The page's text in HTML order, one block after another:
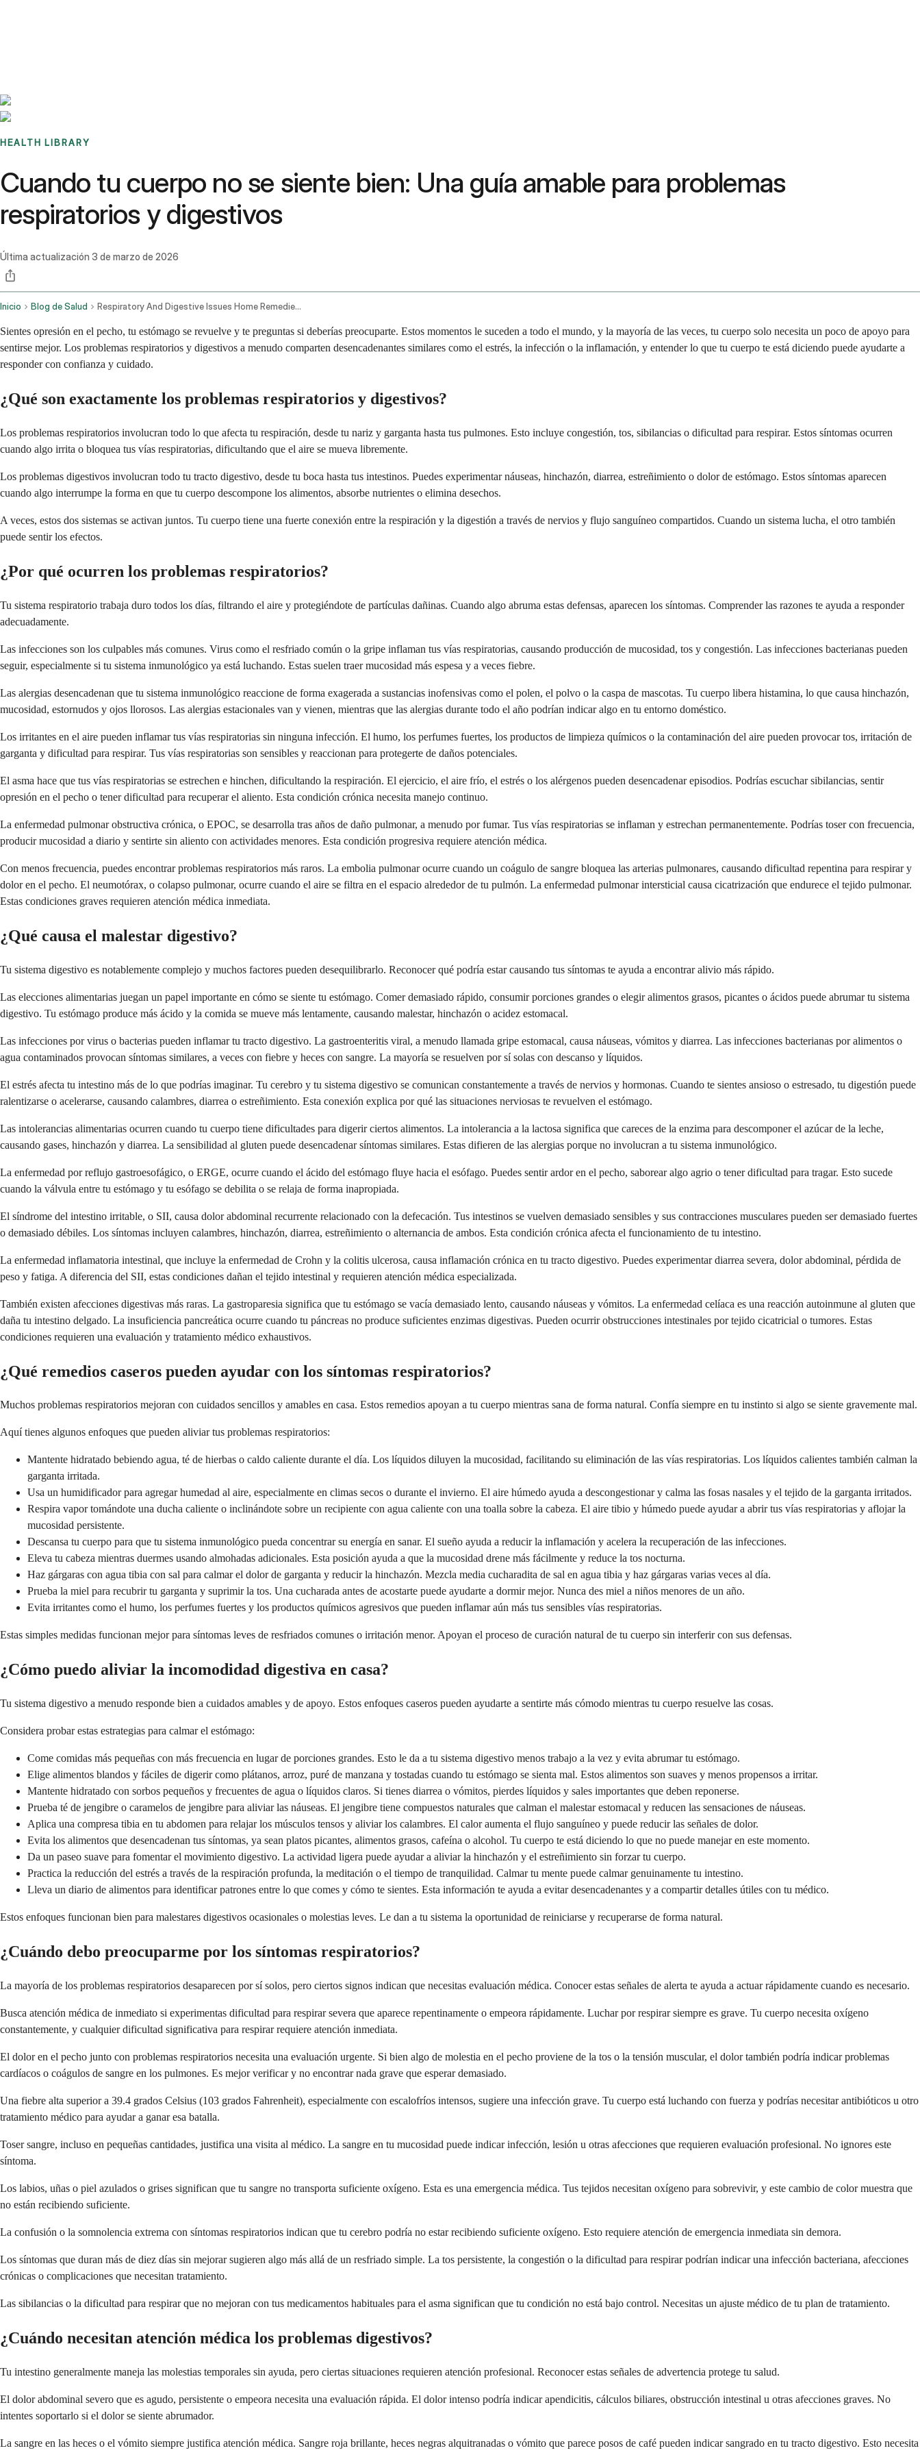
HEALTH LIBRARY
Cuando tu cuerpo no se siente bien: Una guía amable para problemas
respiratorios y digestivos
Última actualización 3 de marzo de 2026
Inicio Blog de Salud Respiratory And Digestive Issues Home Remedies And When To See A Doctor
Sientes opresión en el pecho, tu estómago se revuelve y te preguntas si deberías preocuparte. Estos momentos le suceden a todo el mundo, y la mayoría de las veces, tu cuerpo solo necesita un poco de apoyo para
sentirse mejor. Los problemas respiratorios y digestivos a menudo comparten desencadenantes similares como el estrés, la infección o la inflamación, y entender lo que tu cuerpo te está diciendo puede ayudarte a
responder con confianza y cuidado.
¿Qué son exactamente los problemas respiratorios y digestivos?
Los problemas respiratorios involucran todo lo que afecta tu respiración, desde tu nariz y garganta hasta tus pulmones. Esto incluye congestión, tos, sibilancias o dificultad para respirar. Estos síntomas ocurren
cuando algo irrita o bloquea tus vías respiratorias, dificultando que el aire se mueva libremente.
Los problemas digestivos involucran todo tu tracto digestivo, desde tu boca hasta tus intestinos. Puedes experimentar náuseas, hinchazón, diarrea, estreñimiento o dolor de estómago. Estos síntomas aparecen
cuando algo interrumpe la forma en que tu cuerpo descompone los alimentos, absorbe nutrientes o elimina desechos.
A veces, estos dos sistemas se activan juntos. Tu cuerpo tiene una fuerte conexión entre la respiración y la digestión a través de nervios y flujo sanguíneo compartidos. Cuando un sistema lucha, el otro también
puede sentir los efectos.
¿Por qué ocurren los problemas respiratorios?
Tu sistema respiratorio trabaja duro todos los días, filtrando el aire y protegiéndote de partículas dañinas. Cuando algo abruma estas defensas, aparecen los síntomas. Comprender las razones te ayuda a responder
adecuadamente.
Las infecciones son los culpables más comunes. Virus como el resfriado común o la gripe inflaman tus vías respiratorias, causando producción de mucosidad, tos y congestión. Las infecciones bacterianas pueden
seguir, especialmente si tu sistema inmunológico ya está luchando. Estas suelen traer mucosidad más espesa y a veces fiebre.
Las alergias desencadenan que tu sistema inmunológico reaccione de forma exagerada a sustancias inofensivas como el polen, el polvo o la caspa de mascotas. Tu cuerpo libera histamina, lo que causa hinchazón,
mucosidad, estornudos y ojos llorosos. Las alergias estacionales van y vienen, mientras que las alergias durante todo el año podrían indicar algo en tu entorno doméstico.
Los irritantes en el aire pueden inflamar tus vías respiratorias sin ninguna infección. El humo, los perfumes fuertes, los productos de limpieza químicos o la contaminación del aire pueden provocar tos, irritación de
garganta y dificultad para respirar. Tus vías respiratorias son sensibles y reaccionan para protegerte de daños potenciales.
El asma hace que tus vías respiratorias se estrechen e hinchen, dificultando la respiración. El ejercicio, el aire frío, el estrés o los alérgenos pueden desencadenar episodios. Podrías escuchar sibilancias, sentir
opresión en el pecho o tener dificultad para recuperar el aliento. Esta condición crónica necesita manejo continuo.
La enfermedad pulmonar obstructiva crónica, o EPOC, se desarrolla tras años de daño pulmonar, a menudo por fumar. Tus vías respiratorias se inflaman y estrechan permanentemente. Podrías toser con frecuencia,
producir mucosidad a diario y sentirte sin aliento con actividades menores. Esta condición progresiva requiere atención médica.
Con menos frecuencia, puedes encontrar problemas respiratorios más raros. La embolia pulmonar ocurre cuando un coágulo de sangre bloquea las arterias pulmonares, causando dificultad repentina para respirar y
dolor en el pecho. El neumotórax, o colapso pulmonar, ocurre cuando el aire se filtra en el espacio alrededor de tu pulmón. La enfermedad pulmonar intersticial causa cicatrización que endurece el tejido pulmonar.
Estas condiciones graves requieren atención médica inmediata.
¿Qué causa el malestar digestivo?
Tu sistema digestivo es notablemente complejo y muchos factores pueden desequilibrarlo. Reconocer qué podría estar causando tus síntomas te ayuda a encontrar alivio más rápido.
Las elecciones alimentarias juegan un papel importante en cómo se siente tu estómago. Comer demasiado rápido, consumir porciones grandes o elegir alimentos grasos, picantes o ácidos puede abrumar tu sistema
digestivo. Tu estómago produce más ácido y la comida se mueve más lentamente, causando malestar, hinchazón o acidez estomacal.
Las infecciones por virus o bacterias pueden inflamar tu tracto digestivo. La gastroenteritis viral, a menudo llamada gripe estomacal, causa náuseas, vómitos y diarrea. Las infecciones bacterianas por alimentos o
agua contaminados provocan síntomas similares, a veces con fiebre y heces con sangre. La mayoría se resuelven por sí solas con descanso y líquidos.
El estrés afecta tu intestino más de lo que podrías imaginar. Tu cerebro y tu sistema digestivo se comunican constantemente a través de nervios y hormonas. Cuando te sientes ansioso o estresado, tu digestión puede
ralentizarse o acelerarse, causando calambres, diarrea o estreñimiento. Esta conexión explica por qué las situaciones nerviosas te revuelven el estómago.
Las intolerancias alimentarias ocurren cuando tu cuerpo tiene dificultades para digerir ciertos alimentos. La intolerancia a la lactosa significa que careces de la enzima para descomponer el azúcar de la leche,
causando gases, hinchazón y diarrea. La sensibilidad al gluten puede desencadenar síntomas similares. Estas difieren de las alergias porque no involucran a tu sistema inmunológico.
La enfermedad por reflujo gastroesofágico, o ERGE, ocurre cuando el ácido del estómago fluye hacia el esófago. Puedes sentir ardor en el pecho, saborear algo agrio o tener dificultad para tragar. Esto sucede
cuando la válvula entre tu estómago y tu esófago se debilita o se relaja de forma inapropiada.
El síndrome del intestino irritable, o SII, causa dolor abdominal recurrente relacionado con la defecación. Tus intestinos se vuelven demasiado sensibles y sus contracciones musculares pueden ser demasiado fuertes
o demasiado débiles. Los síntomas incluyen calambres, hinchazón, diarrea, estreñimiento o alternancia de ambos. Esta condición crónica afecta el funcionamiento de tu intestino.
La enfermedad inflamatoria intestinal, que incluye la enfermedad de Crohn y la colitis ulcerosa, causa inflamación crónica en tu tracto digestivo. Puedes experimentar diarrea severa, dolor abdominal, pérdida de
peso y fatiga. A diferencia del SII, estas condiciones dañan el tejido intestinal y requieren atención médica especializada.
También existen afecciones digestivas más raras. La gastroparesia significa que tu estómago se vacía demasiado lento, causando náuseas y vómitos. La enfermedad celíaca es una reacción autoinmune al gluten que
daña tu intestino delgado. La insuficiencia pancreática ocurre cuando tu páncreas no produce suficientes enzimas digestivas. Pueden ocurrir obstrucciones intestinales por tejido cicatricial o tumores. Estas
condiciones requieren una evaluación y tratamiento médico exhaustivos.
¿Qué remedios caseros pueden ayudar con los síntomas respiratorios?
Muchos problemas respiratorios mejoran con cuidados sencillos y amables en casa. Estos remedios apoyan a tu cuerpo mientras sana de forma natural. Confía siempre en tu instinto si algo se siente gravemente mal.
Aquí tienes algunos enfoques que pueden aliviar tus problemas respiratorios:
Mantente hidratado bebiendo agua, té de hierbas o caldo caliente durante el día. Los líquidos diluyen la mucosidad, facilitando su eliminación de las vías respiratorias. Los líquidos calientes también calman la
garganta irritada.
Usa un humidificador para agregar humedad al aire, especialmente en climas secos o durante el invierno. El aire húmedo ayuda a descongestionar y calma las fosas nasales y el tejido de la garganta irritados.
Respira vapor tomándote una ducha caliente o inclinándote sobre un recipiente con agua caliente con una toalla sobre la cabeza. El aire tibio y húmedo puede ayudar a abrir tus vías respiratorias y aflojar la
mucosidad persistente.
Descansa tu cuerpo para que tu sistema inmunológico pueda concentrar su energía en sanar. El sueño ayuda a reducir la inflamación y acelera la recuperación de las infecciones.
Eleva tu cabeza mientras duermes usando almohadas adicionales. Esta posición ayuda a que la mucosidad drene más fácilmente y reduce la tos nocturna.
Haz gárgaras con agua tibia con sal para calmar el dolor de garganta y reducir la hinchazón. Mezcla media cucharadita de sal en agua tibia y haz gárgaras varias veces al día.
Prueba la miel para recubrir tu garganta y suprimir la tos. Una cucharada antes de acostarte puede ayudarte a dormir mejor. Nunca des miel a niños menores de un año.
Evita irritantes como el humo, los perfumes fuertes y los productos químicos agresivos que pueden inflamar aún más tus sensibles vías respiratorias.
Estas simples medidas funcionan mejor para síntomas leves de resfriados comunes o irritación menor. Apoyan el proceso de curación natural de tu cuerpo sin interferir con sus defensas.
¿Cómo puedo aliviar la incomodidad digestiva en casa?
Tu sistema digestivo a menudo responde bien a cuidados amables y de apoyo. Estos enfoques caseros pueden ayudarte a sentirte más cómodo mientras tu cuerpo resuelve las cosas.
Considera probar estas estrategias para calmar el estómago:
Come comidas más pequeñas con más frecuencia en lugar de porciones grandes. Esto le da a tu sistema digestivo menos trabajo a la vez y evita abrumar tu estómago.
Elige alimentos blandos y fáciles de digerir como plátanos, arroz, puré de manzana y tostadas cuando tu estómago se sienta mal. Estos alimentos son suaves y menos propensos a irritar.
Mantente hidratado con sorbos pequeños y frecuentes de agua o líquidos claros. Si tienes diarrea o vómitos, pierdes líquidos y sales importantes que deben reponerse.
Prueba té de jengibre o caramelos de jengibre para aliviar las náuseas. El jengibre tiene compuestos naturales que calman el malestar estomacal y reducen las sensaciones de náuseas.
Aplica una compresa tibia en tu abdomen para relajar los músculos tensos y aliviar los calambres. El calor aumenta el flujo sanguíneo y puede reducir las señales de dolor.
Evita los alimentos que desencadenan tus síntomas, ya sean platos picantes, alimentos grasos, cafeína o alcohol. Tu cuerpo te está diciendo lo que no puede manejar en este momento.
Da un paseo suave para fomentar el movimiento digestivo. La actividad ligera puede ayudar a aliviar la hinchazón y el estreñimiento sin forzar tu cuerpo.
Practica la reducción del estrés a través de la respiración profunda, la meditación o el tiempo de tranquilidad. Calmar tu mente puede calmar genuinamente tu intestino.
Lleva un diario de alimentos para identificar patrones entre lo que comes y cómo te sientes. Esta información te ayuda a evitar desencadenantes y a compartir detalles útiles con tu médico.
Estos enfoques funcionan bien para malestares digestivos ocasionales o molestias leves. Le dan a tu sistema la oportunidad de reiniciarse y recuperarse de forma natural.
¿Cuándo debo preocuparme por los síntomas respiratorios?
La mayoría de los problemas respiratorios desaparecen por sí solos, pero ciertos signos indican que necesitas evaluación médica. Conocer estas señales de alerta te ayuda a actuar rápidamente cuando es necesario.
Busca atención médica de inmediato si experimentas dificultad para respirar severa que aparece repentinamente o empeora rápidamente. Luchar por respirar siempre es grave. Tu cuerpo necesita oxígeno
constantemente, y cualquier dificultad significativa para respirar requiere atención inmediata.
El dolor en el pecho junto con problemas respiratorios necesita una evaluación urgente. Si bien algo de molestia en el pecho proviene de la tos o la tensión muscular, el dolor también podría indicar problemas
cardíacos o coágulos de sangre en los pulmones. Es mejor verificar y no encontrar nada grave que esperar demasiado.
Una fiebre alta superior a 39.4 grados Celsius (103 grados Fahrenheit), especialmente con escalofríos intensos, sugiere una infección grave. Tu cuerpo está luchando con fuerza y podrías necesitar antibióticos u otro
tratamiento médico para ayudar a ganar esa batalla.
Toser sangre, incluso en pequeñas cantidades, justifica una visita al médico. La sangre en tu mucosidad puede indicar infección, lesión u otras afecciones que requieren evaluación profesional. No ignores este
síntoma.
Los labios, uñas o piel azulados o grises significan que tu sangre no transporta suficiente oxígeno. Esta es una emergencia médica. Tus tejidos necesitan oxígeno para sobrevivir, y este cambio de color muestra que
no están recibiendo suficiente.
La confusión o la somnolencia extrema con síntomas respiratorios indican que tu cerebro podría no estar recibiendo suficiente oxígeno. Esto requiere atención de emergencia inmediata sin demora.
Los síntomas que duran más de diez días sin mejorar sugieren algo más allá de un resfriado simple. La tos persistente, la congestión o la dificultad para respirar podrían indicar una infección bacteriana, afecciones
crónicas o complicaciones que necesitan tratamiento.
Las sibilancias o la dificultad para respirar que no mejoran con tus medicamentos habituales para el asma significan que tu condición no está bajo control. Necesitas un ajuste médico de tu plan de tratamiento.
¿Cuándo necesitan atención médica los problemas digestivos?
Tu intestino generalmente maneja las molestias temporales sin ayuda, pero ciertas situaciones requieren atención profesional. Reconocer estas señales de advertencia protege tu salud.
El dolor abdominal severo que es agudo, persistente o empeora necesita una evaluación rápida. El dolor intenso podría indicar apendicitis, cálculos biliares, obstrucción intestinal u otras afecciones graves. No
intentes soportarlo si el dolor se siente abrumador.
La sangre en las heces o el vómito siempre justifica atención médica. Sangre roja brillante, heces negras alquitranadas o vómito que parece posos de café pueden indicar sangrado en tu tracto digestivo. Esto necesita